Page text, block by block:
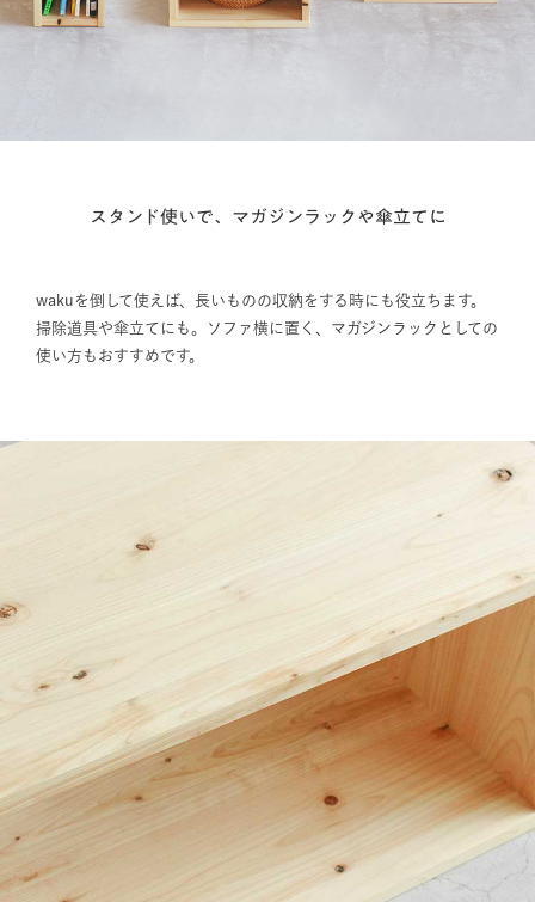
スタンド使いで、マガジンラックや傘立てに
wakuを倒して使えば、長いものの収納をする時にも役立ちます。
掃除道具や傘立てにも。ソファ横に置く、マガジンラックとしての
使い方もおすすめです。